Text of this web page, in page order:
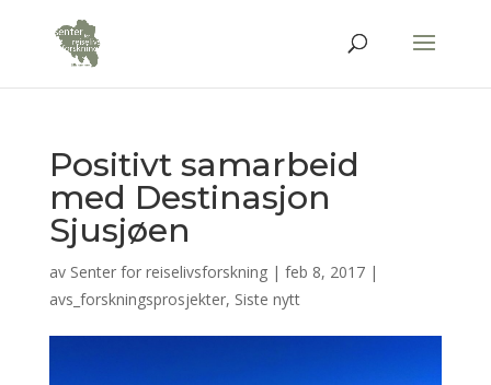
Positivt samarbeid
med Destinasjon
Sjusjøen
av Senter for reiselivsforskning| feb 8, 2017|
avs_forskningsprosjekter, Siste nytt